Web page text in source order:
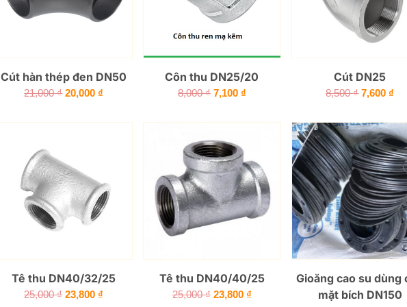
Cút hàn thép đen DN50
21,000₫ Giá
là:
20,000 ₫
tại
Côn thu DN25/20
8,000₫ Giá
là:
8,000 ₫.
7,100 ₫Giá
tại
7,100 ₫.
Cút DN25
8,500₫ Giá
là:
8,500 ₫.
7,600 ₫
tại
là:
Tê thu DN40/32/25
25,000₫ Giá
23,800 ₫
Tê thu DN40/40/25
25,000₫ Giá
23,800 ₫Giá
Gioăng cao su dùng
mặt bích DN150